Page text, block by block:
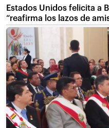
Estados Unidos felicita a
“reafirma los lazos de